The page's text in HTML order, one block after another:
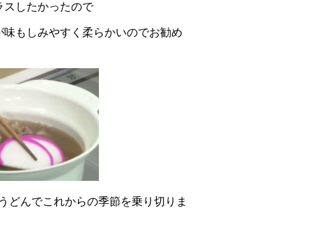
スしたかったので
もしみやすく柔らかいのでお勧め
どんでこれからの季節を乗り切りま